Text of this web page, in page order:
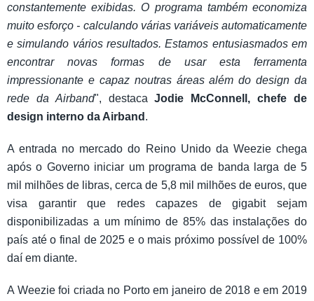
constantemente exibidas. O programa também economiza
muito esforço - calculando várias variáveis automaticamente
e simulando vários resultados. Estamos entusiasmados em
encontrar novas formas de usar esta ferramenta
impressionante e capaz noutras áreas além do design da
rede da Airband", destacaJodie McConnell, chefe de
design interno da Airband .
A entrada no mercado do Reino Unido da Weezie chega
após o Governo iniciar um programa de banda larga de 5
mil milhões de libras, cerca de 5,8 mil milhões de euros, que
visa garantir que redes capazes de gigabit sejam
disponibilizadas a um mínimo de 85% das instalações do
país até o final de 2025 e o mais próximo possível de 100%
daí em diante.
A Weezie foi criada no Porto em janeiro de 2018 e em 2019